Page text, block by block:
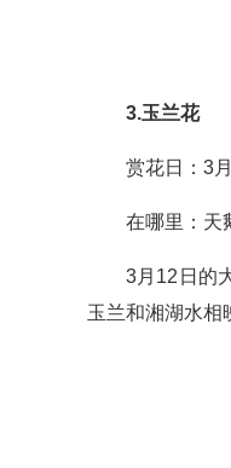
3.玉兰花
赏花日：3
在哪里：天
3月12日的
玉兰和湘湖水相